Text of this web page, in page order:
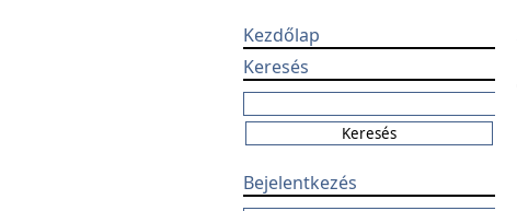
Kezdőlap
Keresés
Bejelentkezés